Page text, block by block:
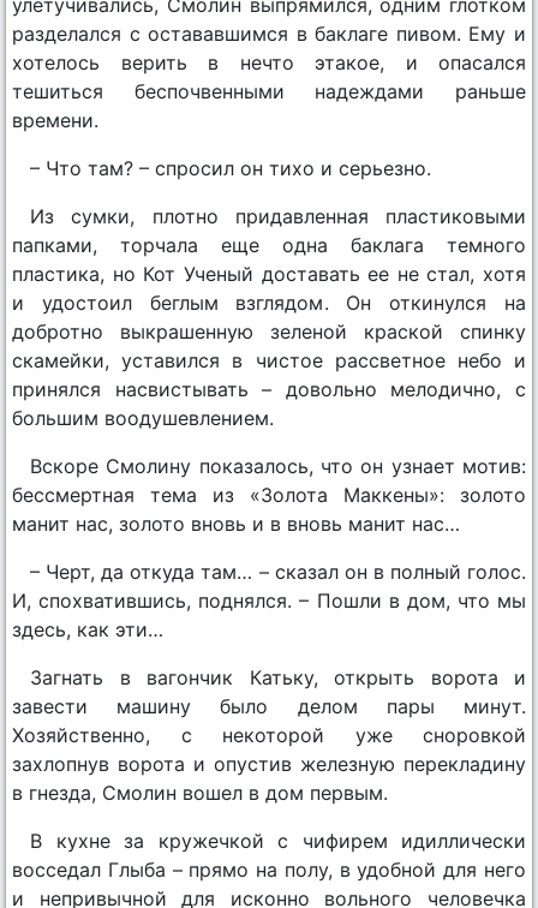
улетучивались, Смолин выпрямился, одним глотком
разделался с остававшимся в баклаге пивом. Ему и
хотелось верить в нечто этакое, и опасался
тешиться беспочвенными надеждами раньше
времени.
– Что там? – спросил он тихо и серьезно.
Из сумки, плотно придавленная пластиковыми
папками, торчала еще одна баклага темного
пластика, но Кот Ученый доставать ее не стал, хотя
и удостоил беглым взглядом. Он откинулся на
добротно выкрашенную зеленой краской спинку
скамейки, уставился в чистое рассветное небо и
принялся насвистывать – довольно мелодично, с
большим воодушевлением.
Вскоре Смолину показалось, что он узнает мотив:
бессмертная тема из «Золота Маккены»: золото
манит нас, золото вновь и в вновь манит нас…
– Черт, да откуда там… – сказал он в полный голос.
И, спохватившись, поднялся. – Пошли в дом, что мы
здесь, как эти…
Загнать в вагончик Катьку, открыть ворота и
завести машину было делом пары минут.
Хозяйственно, с некоторой уже сноровкой
захлопнув ворота и опустив железную перекладину
в гнезда, Смолин вошел в дом первым.
В кухне за кружечкой с чифирем идиллически
восседал Глыба – прямо на полу, в удобной для него
и непривычной для исконно вольного человечка